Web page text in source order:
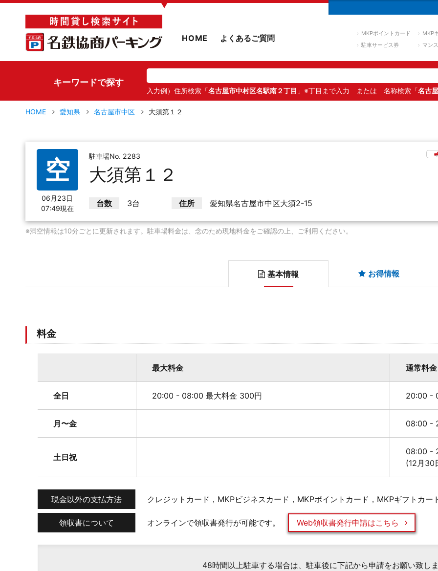
▼
HOME よくあるご質問 MKPポイントカード
MKP
駐車サービス券
マン
キーワードで探す
入力例）住所検索「名古屋市中村区名駅南２丁目 」※丁目まで入力 または 名称検索「名古
HOME 愛知県 名古屋市中区 大須第１２
空
06月23日
07:49現在
駐車場No. 2283
大須第１２
台数 3台 住所 愛知県名古屋市中区大須2-15
※満空情報は10分ごとに更新されます。駐車場料金は、念のため現地料金をご確認の上、ご利用ください。
基本情報 お得情報
料金
最大料金 通常料金
全日 20:00 - 08:00 最大料金 300円 20:00 -
月〜金 08:00 -
土日祝
08:00 -
(12月30
現金以外の支払方法 クレジットカード，MKPビジネスカード，MKPポイントカード，MKPギフトカー
領収書について オンラインで領収書発行が可能です。 Web領収書発行申請はこちら
48時間以上駐車する場合は、駐車後に下記から申請をお願い致し